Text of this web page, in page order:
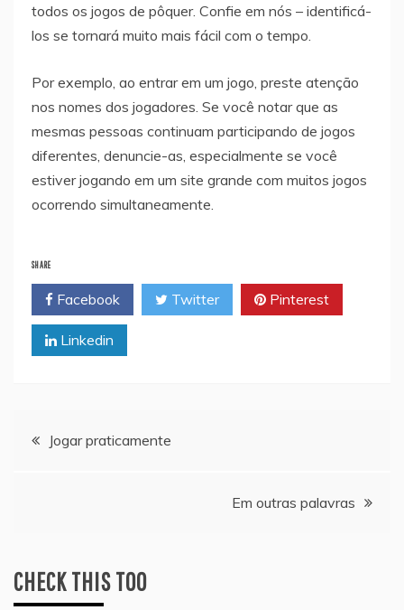
todos os jogos de pôquer. Confie em nós – identificá-
los se tornará muito mais fácil com o tempo.
Por exemplo, ao entrar em um jogo, preste atenção
nos nomes dos jogadores. Se você notar que as
mesmas pessoas continuam participando de jogos
diferentes, denuncie-as, especialmente se você
estiver jogando em um site grande com muitos jogos
ocorrendo simultaneamente.
SHARE
Facebook Twitter Pinterest
Linkedin
Navegação
Jogar praticamente
Em outras palavras
CHECK THIS TOO